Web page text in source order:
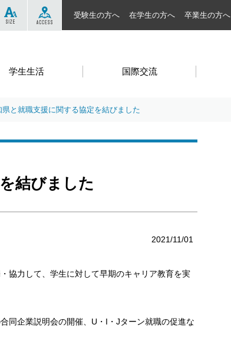
学生生活 国際交流
SIZE
受験生の方へ 在学生の方へ 卒業生の方へ
県と就職支援に関する協定を結びました
結びました
2021/11/01
協力して、学生に対して早期のキャリア教育を実
同企業説明会の開催、U・I・Jターン就職の促進な